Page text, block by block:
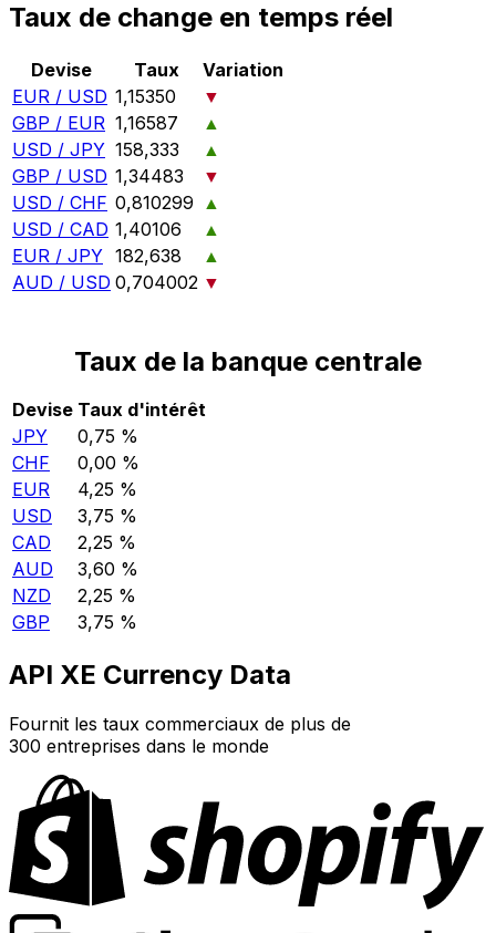
Taux de change en temps réel
Devise Taux
Variation
EUR / USD 1,15350
▼
GBP / EUR 1,16587
▲
USD / JPY 158,333
▲
GBP / USD 1,34483
▼
USD / CHF 0,810299 ▲
USD / CAD 1,40106
▲
EUR / JPY 182,638
▲
AUD / USD 0,704002 ▼
Taux de la banque centrale
Devise Taux d'intérêt
JPY
0,75 %
CHF
0,00 %
EUR
4,25 %
USD
3,75 %
CAD
2,25 %
AUD
3,60 %
NZD
2,25 %
GBP
3,75 %
API XE Currency Data
Fournit les taux commerciaux de plus de
300 entreprises dans le monde